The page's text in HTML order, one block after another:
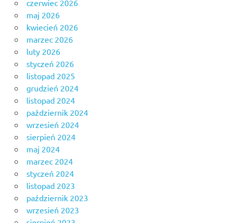
czerwiec 2026
maj 2026
kwiecień 2026
marzec 2026
luty 2026
styczeń 2026
listopad 2025
grudzień 2024
listopad 2024
październik 2024
wrzesień 2024
sierpień 2024
maj 2024
marzec 2024
styczeń 2024
listopad 2023
październik 2023
wrzesień 2023